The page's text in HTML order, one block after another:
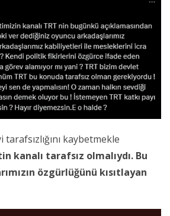
tarafsızlığını kaybetmekle
kanalı tarafsız olmalıydı. Bu
özgürlüğünü kısıtlayan